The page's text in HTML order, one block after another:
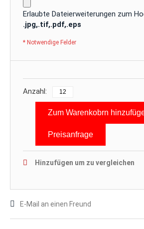
Erlaubte Dateierweiterungen zum
.jpg,.tif,.pdf,.eps
* Notwendige Felder
Anzahl:
Zum Warenkobrn
Preisanfrage
Hinzufügen um zu vergleichen
E-Mail an einen Freund